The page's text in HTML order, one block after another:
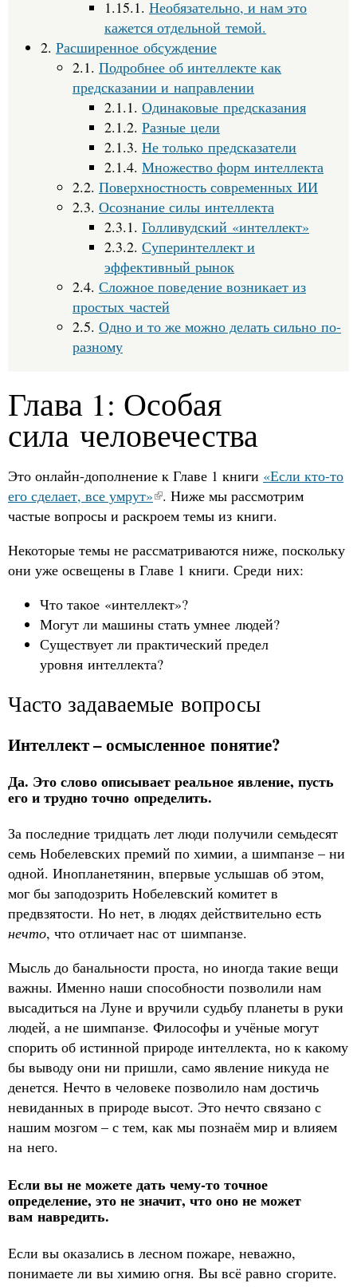
1.15.1. Необязательно, и нам это
кажется отдельной темой.
2. Расширенное обсуждение
2.1. Подробнее об интеллекте как
предсказании и направлении
2.1.1. Одинаковые предсказания
2.1.2. Разные цели
2.1.3. Не только предсказатели
2.1.4. Множество форм интеллекта
2.2. Поверхностность современных ИИ
2.3. Осознание силы интеллекта
2.3.1. Голливудский «интеллект»
2.3.2. Суперинтеллект и
эффективный рынок
2.4. Сложное поведение возникает из
простых частей
2.5. Одно и то же можно делать сильно по-
разному
Глава 1: Особая
сила человечества
Это онлайн-дополнение к Главе 1 книги «Если кто-то
его сделает, все умрут» . Ниже мы рассмотрим
частые вопросы и раскроем темы из книги.
Некоторые темы не рассматриваются ниже, поскольку
они уже освещены в Главе 1 книги. Среди них:
Что такое «интеллект»?
Могут ли машины стать умнее людей?
Существует ли практический предел
уровня интеллекта?
Часто задаваемые вопросы
Интеллект – осмысленное понятие?
Да. Это слово описывает реальное явление, пусть
его и трудно точно определить.
За последние тридцать лет люди получили семьдесят
семь Нобелевских премий по химии, а шимпанзе – ни
одной. Инопланетянин, впервые услышав об этом,
мог бы заподозрить Нобелевский комитет в
предвзятости. Но нет, в людях действительно есть
нечто, что отличает нас от шимпанзе.
Мысль до банальности проста, но иногда такие вещи
важны. Именно наши способности позволили нам
высадиться на Луне и вручили судьбу планеты в руки
людей, а не шимпанзе. Философы и учёные могут
спорить об истинной природе интеллекта, но к какому
бы выводу они ни пришли, само явление никуда не
денется. Нечто в человеке позволило нам достичь
невиданных в природе высот. Это нечто связано с
нашим мозгом – с тем, как мы познаём мир и влияем
на него.
Если вы не можете дать чему-то точное
определение, это не значит, что оно не может
вам навредить.
Если вы оказались в лесном пожаре, неважно,
понимаете ли вы химию огня. Вы всё равно сгорите.